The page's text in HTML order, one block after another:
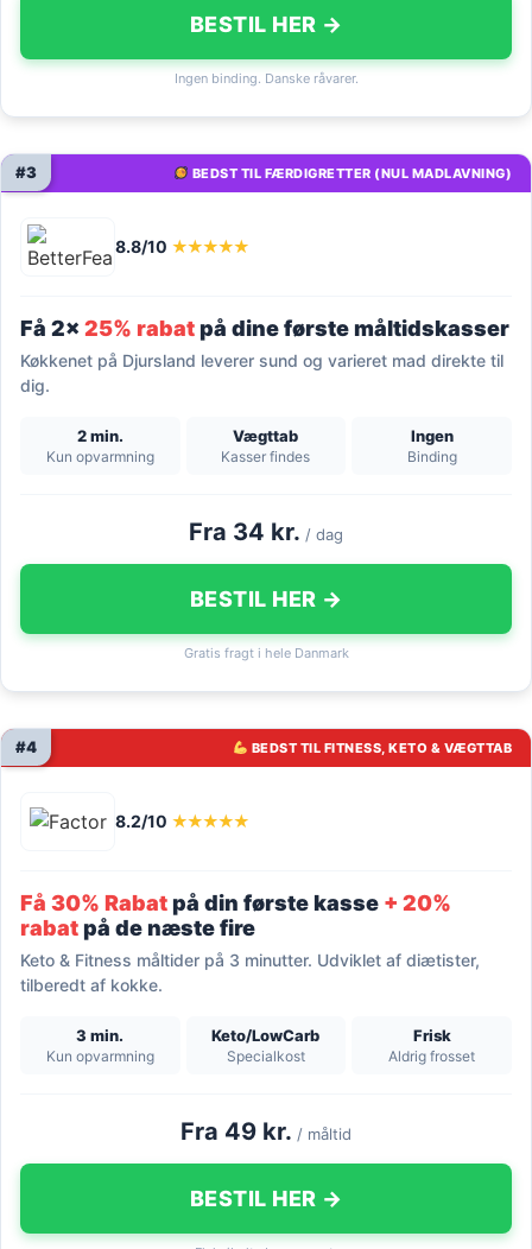
BESTIL HER →
Ingen binding. Danske råvarer.
BEDST TIL FÆRDIGRETTER (NUL MADLAVNING)
#3
8.8/10 ★★★★★
Få 2x 25% rabatpå dine første måltidskasser
Køkkenet på Djursland leverer sund og varieret mad direkte til
dig.
2 min.
Kun opvarmning
Vægttab
Kasser findes
Ingen
Binding
Fra 34 kr. / dag
BESTIL HER →
Gratis fragt i hele Danmark
BEDST TIL FITNESS, KETO & VÆGTTAB
#4
8.2/10 ★★★★★
Få 30% Rabatpå din første kasse + 20%
rabatpå de næste fire
Keto & Fitness måltider på 3 minutter. Udviklet af diætister,
tilberedt af kokke.
3 min.
Kun opvarmning
Keto/LowCarb
Specialkost
Frisk
Aldrig frosset
Fra 49 kr. / måltid
BESTIL HER →